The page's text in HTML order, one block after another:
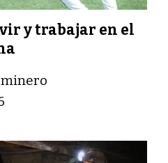
y trabajar en el